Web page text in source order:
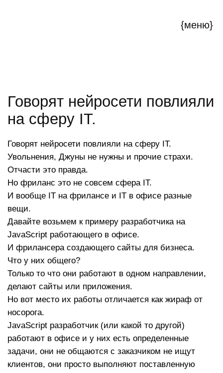
{меню}
Говорят нейросети повлияли
на сферу IT.
Говорят нейросети повлияли на сферу IT.
Увольнения, Джуны не нужны и прочие страхи.
Отчасти это правда.
Но фриланс это не совсем сфера IT.
И вообще IT на фрилансе и IT в офисе разные
вещи.
Давайте возьмем к примеру разработчика на
JavaScript работающего в офисе.
И фрилансера создающего сайты для бизнеса.
Что у них общего?
Только то что они работают в одном направлении,
делают сайты или приложения.
Но вот место их работы отличается как жираф от
носорога.
JavaScript разработчик (или какой то другой)
работают в офисе и у них есть определенные
задачи, они не общаются с заказчиком не ищут
клиентов, они просто выполняют поставленную